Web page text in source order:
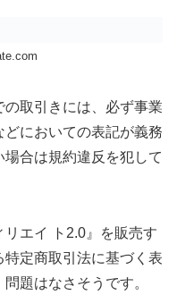
取引きには、必ず事業
においての表記が義務
合は規約違反を犯して
エイ ト2.0』を販売す
定商取引法に基づく表
題はなさそうです。